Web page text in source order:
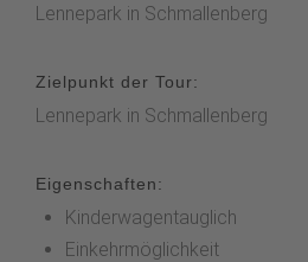
Lennepark in Schmallenberg
Zielpunkt der Tour:
Lennepark in Schmallenberg
Eigenschaften:
Kinderwagentauglich
Einkehrmöglichkeit